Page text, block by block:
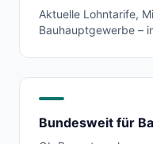
Aktuelle Lohntarife,
Bauhauptgewerbe –
Bundesweit für